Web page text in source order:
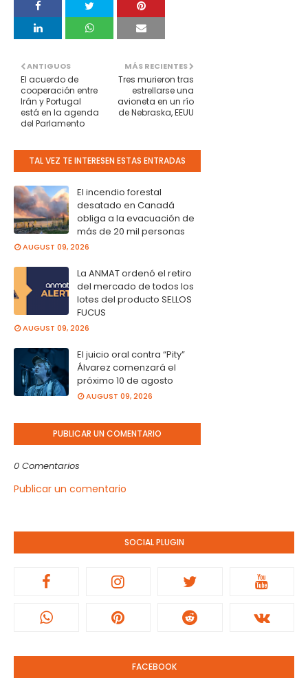
MÁS RECIENTES
Tres murieron tras
estrellarse una
avioneta en un río
de Nebraska, EEUU
ANTIGUOS
El acuerdo de
cooperación entre
Irán y Portugal
está en la agenda
del Parlamento
TAL VEZ TE INTERESEN ESTAS ENTRADAS
El incendio forestal
desatado en Canadá
obliga a la evacuación de
más de 20 mil personas
AUGUST 09, 2026
La ANMAT ordenó el retiro
del mercado de todos los
lotes del producto SELLOS
FUCUS
AUGUST 09, 2026
El juicio oral contra “Pity”
Álvarez comenzará el
próximo 10 de agosto
AUGUST 09, 2026
PUBLICAR UN COMENTARIO
0 Comentarios
Publicar un comentario
SOCIAL PLUGIN
FACEBOOK